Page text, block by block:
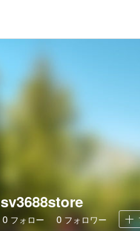
sv3688store
0 フォロー 0 フォロワー